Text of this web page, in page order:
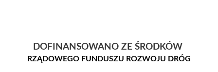
DOFINANSOWANO ZE ŚRODKÓW
RZĄDOWEGO FUNDUSZU ROZWOJU DRÓG